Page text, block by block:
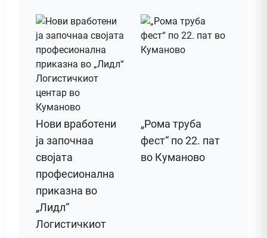
Нови вработени
ја започнаа
својата
професионална
приказна во
„Лидл“
Логистичкиот
„Рома труба
фест“ по 22. пат
во Куманово